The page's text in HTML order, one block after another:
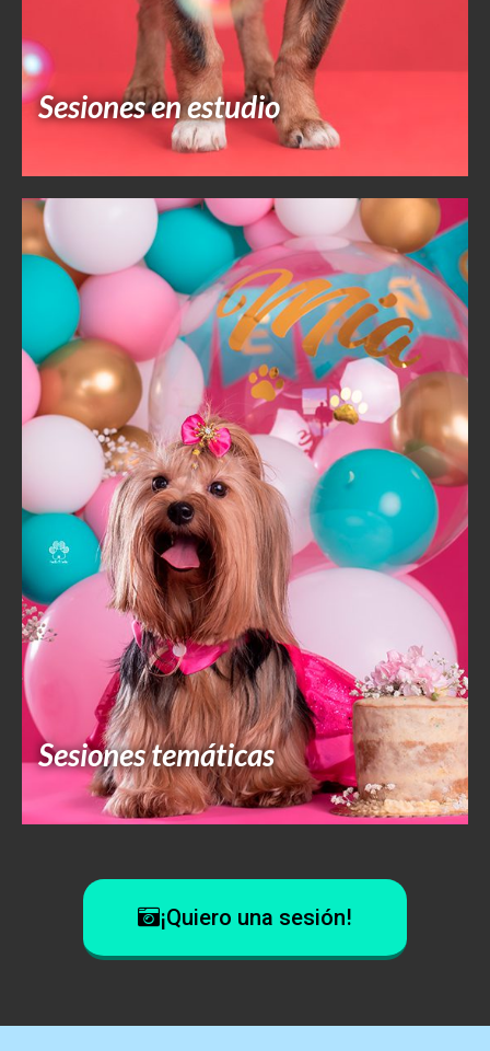
Sesiones en estudio
Sesiones temáticas
Ver portafolio
Newborn
Ver portafolio
¡Quiero una sesión!